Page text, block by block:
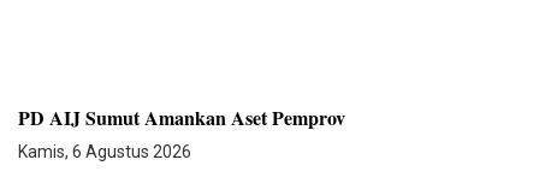
PD AIJ Sumut Amankan Aset Pemprov
Kamis, 6 Agustus 2026